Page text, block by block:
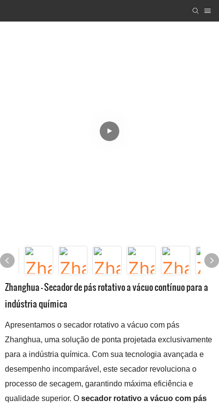
Zhanghua - Secador de pás rotativo a vácuo contínuo para a
indústria química
Apresentamos o secador rotativo a vácuo com pás
Zhanghua, uma solução de ponta projetada exclusivamente
para a indústria química. Com sua tecnologia avançada e
desempenho incomparável, este secador revoluciona o
processo de secagem, garantindo máxima eficiência e
qualidade superior. O secador rotativo a vácuo com pás